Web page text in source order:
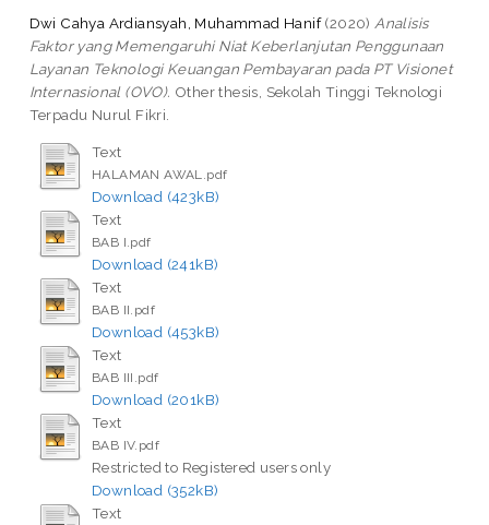
Dwi Cahya Ardiansyah, Muhammad Hanif(2020) Analisis
Faktor yang Memengaruhi Niat Keberlanjutan Penggunaan
Layanan Teknologi Keuangan Pembayaran pada PT Visionet
Internasional (OVO). Other thesis, Sekolah Tinggi Teknologi
Terpadu Nurul Fikri.
Text
HALAMAN AWAL.pdf
Download (423kB)
Text
BAB I.pdf
Download (241kB)
Text
BAB II.pdf
Download (453kB)
Text
BAB III.pdf
Download (201kB)
Text
BAB IV.pdf
Restricted to Registered users only
Download (352kB)
Text